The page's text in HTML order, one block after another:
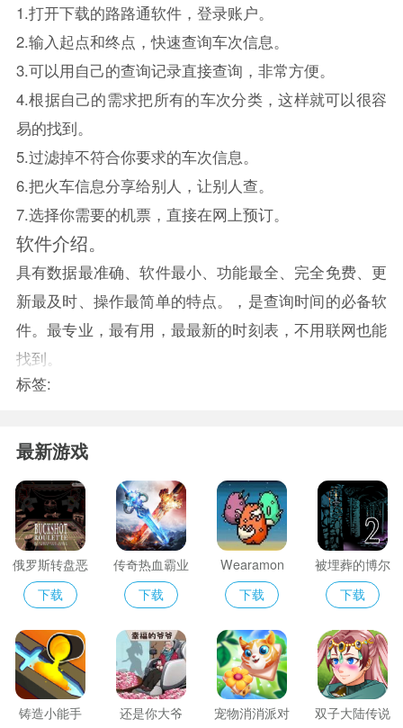
1.打开下载的路路通软件，登录账户。
2.输入起点和终点，快速查询车次信息。
3.可以用自己的查询记录直接查询，非常方便。
4.根据自己的需求把所有的车次分类，这样就可以很容
易的找到。
5.过滤掉不符合你要求的车次信息。
6.把火车信息分享给别人，让别人查。
7.选择你需要的机票，直接在网上预订。
软件介绍。
具有数据最准确、软件最小、功能最全、完全免费、更
新最及时、操作最简单的特点。，是查询时间的必备软
件。最专业，最有用，最最新的时刻表，不用联网也能
找到。
标签:
最新游戏
俄罗斯转盘恶
魔
下载
传奇热血霸业
下载
Wearamon
下载
被埋葬的博尔
内什2
下载
铸造小能手 还是你大爷 宠物消消派对 双子大陆传说